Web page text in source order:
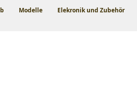
Modelle Elekronik und Zubehör